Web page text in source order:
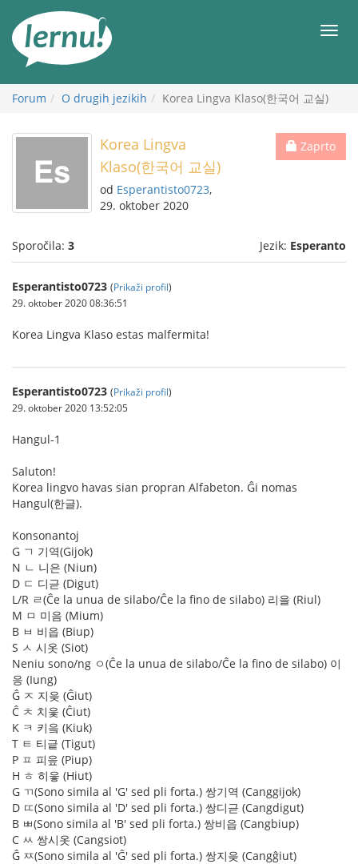
vsebini
Meni
Forum O drugih jezikih Korea Lingva Klaso(한국어 교실)
Zaprto
Korea Lingva
Klaso(한국어 교실)
od Esperantisto0723,
29. oktober 2020
Sporočila: 3 Jezik: Esperanto
Esperantisto0723 (Prikaži profil)
29. oktober 2020 08:36:51
Korea Lingva Klaso estas malfermita!
Esperantisto0723 (Prikaži profil)
29. oktober 2020 13:52:05
Hangul-1
Saluton!
Korea lingvo havas sian propran Alfabeton. Ĝi nomas
Hangul(한글).
Konsonantoj
G ㄱ 기역(Gijok)
N ㄴ 니은 (Niun)
D ㄷ 디귿 (Digut)
L/R ㄹ(Ĉe la unua de silabo/Ĉe la fino de silabo) 리을 (Riul)
M ㅁ 미음 (Mium)
B ㅂ 비읍 (Biup)
S ㅅ 시옷 (Siot)
Neniu sono/ng ㅇ(Ĉe la unua de silabo/Ĉe la fino de silabo) 이
응 (Iung)
Ĝ ㅈ 지읒 (Ĝiut)
Ĉ ㅊ 치읓 (Ĉiut)
K ㅋ 키읔 (Kiuk)
T ㅌ 티긑 (Tigut)
P ㅍ 피읖 (Piup)
H ㅎ 히읗 (Hiut)
G ㄲ(Sono simila al 'G' sed pli forta.) 쌍기역 (Canggijok)
D ㄸ(Sono simila al 'D' sed pli forta.) 쌍디귿 (Cangdigut)
B ㅃ(Sono simila al 'B' sed pli forta.) 쌍비읍 (Cangbiup)
C ㅆ 쌍시옷 (Cangsiot)
Ĝ ㅉ(Sono simila al 'Ĝ' sed pli forta.) 쌍지읒 (Cangĝiut)